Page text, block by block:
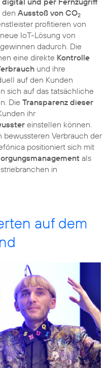
den Ausstoß von CO2
profitieren von
IoT-Lösung von
dadurch. Die
eine direkte Kontrolle
und ihre
auf den Kunden
sich auf das tatsächliche
Die Transparenz dieser
ihr
einstellen können.
Verbrauch der
positioniert sich mit
als
in
auf dem